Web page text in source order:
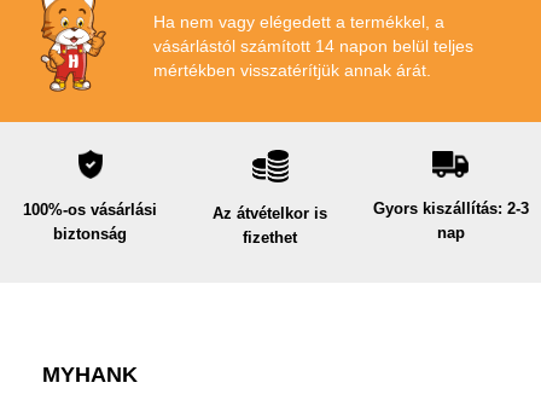
Ha nem vagy elégedett a termékkel, a
vásárlástól számított 14 napon belül teljes
mértékben visszatérítjük annak árát.
100%-os vásárlási
biztonság
Az átvételkor is
fizethet
Gyors kiszállítás: 2-3
nap
MYHANK